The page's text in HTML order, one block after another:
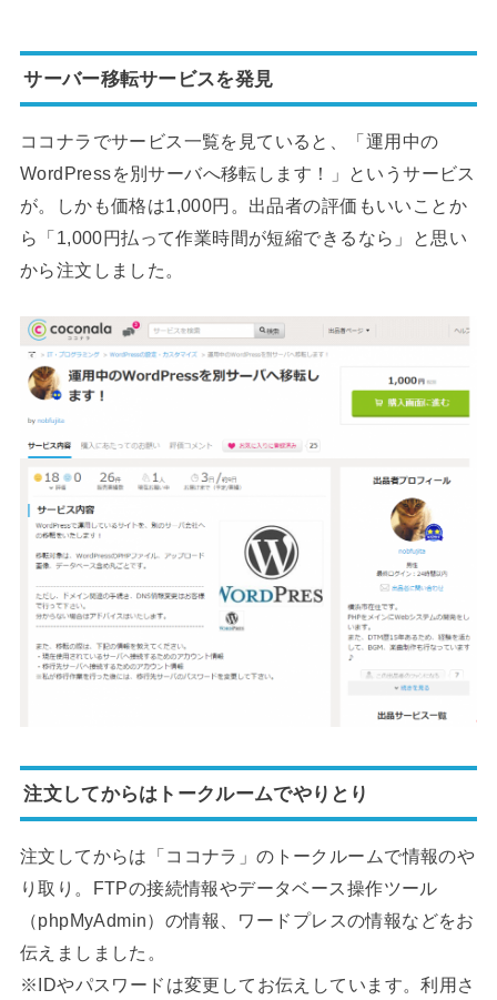
サーバー移転サービスを発見
ココナラでサービス一覧を見ていると、「運用中の
WordPressを別サーバへ移転します！」というサービス
が。しかも価格は1,000円。出品者の評価もいいことか
ら「1,000円払って作業時間が短縮できるなら」と思い
から注文しました。
注文してからはトークルームでやりとり
注文してからは「ココナラ」のトークルームで情報のや
り取り。FTPの接続情報やデータベース操作ツール
（phpMyAdmin）の情報、ワードプレスの情報などをお
伝えましました。
※IDやパスワードは変更してお伝えしています。利用さ